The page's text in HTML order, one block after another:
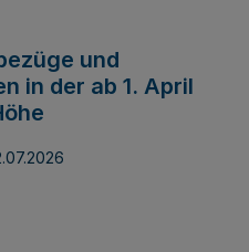
und
in der ab 1. April